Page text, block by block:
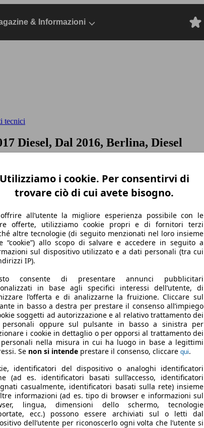
& Informazioni
tecnici
Diesel, Dal 2016, Berlina, Diesel
Utilizziamo i cookie. Per consentirvi di
trovare ciò di cui avete bisogno.
all’utente la migliore esperienza possibile con le
offerte, utilizziamo cookie propri e di fornitori terzi
altre tecnologie (di seguito menzionati nel loro insieme
“cookie”) allo scopo di salvare e accedere in seguito a
sul dispositivo utilizzato e a dati personali (tra cui
IP).
consente di presentare annunci pubblicitari
in base agli specifici interessi dell’utente, di
l’offerta e di analizzarne la fruizione. Cliccare sul
in basso a destra per prestare il consenso all’impiego
soggetti ad autorizzazione e al relativo trattamento dei
oppure sul pulsante in basso a sinistra per
i cookie in dettaglio o per opporsi al trattamento dei
nella misura in cui ha luogo in base a legittimi
Se non si intende prestare il consenso, cliccare qui.
identificatori del dispositivo o analoghi identificatori
(ad es. identificatori basati sull’accesso, identificatori
casualmente, identificatori basati sulla rete) insieme
informazioni (ad es. tipo di browser e informazioni sul
lingua, dimensioni dello schermo, tecnologie
ecc.) possono essere archiviati sul o letti dal
dell’utente per riconoscerlo ogni volta che l’utente si